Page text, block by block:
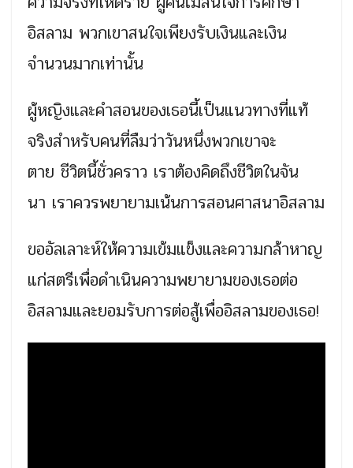
อิสลาม พวกเขาสนใจเพียงรับเงินและเงิน
จำนวนมากเท่านั้น
ผู้หญิงและคำสอนของเธอนี้เป็นแนวทางที่แท้
จริงสำหรับคนที่ลืมว่าวันหนึ่งพวกเขาจะ
ตาย ชีวิตนี้ชั่วคราว เราต้องคิดถึงชีวิตในจัน
นา เราควรพยายามเน้นการสอนศาสนาอิสลาม
ขออัลเลาะห์ให้ความเข้มแข็งและความกล้าหาญ
แก่สตรีเพื่อดำเนินความพยายามของเธอต่อ
อิสลามและยอมรับการต่อสู้เพื่ออิสลามของเธอ!